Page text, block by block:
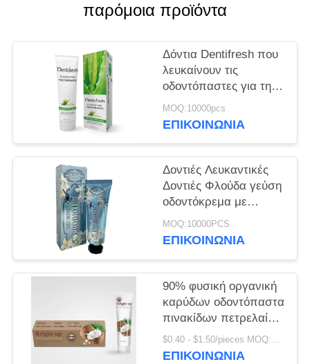
ΙΣΤΌΤΟΠΟΥ
ΠΟΛΙΤΙΚΉ
ΜΥΣΤΙΚΌΤΗΤΑΣ
παρόμοια προϊόντα
Δόντια Dentifresh που
λευκαίνουν τις
οδοντόπαστες για την
επαγγελματική
στοματική φροντίδα μη
MOQ:10000pcs
ΕΠΙΚΟΙΝΩΝΊΑ
Δοντιές Λευκαντικές
Δοντιές Φλούδα γεύση
οδοντόκρεμα με
Σορμπιτόλη Σιλικόλη
400g λευκό χαρτί
MOQ:10000PCS
ΕΠΙΚΟΙΝΩΝΊΑ
90% φυσική οργανική
καρύδων οδοντόπαστα
πινακίδων πετρελαίου
αντι οδοντική
$0.40 - $1.50/pieces MOQ:240 κομμάτια
ΕΠΙΚΟΙΝΩΝΊΑ